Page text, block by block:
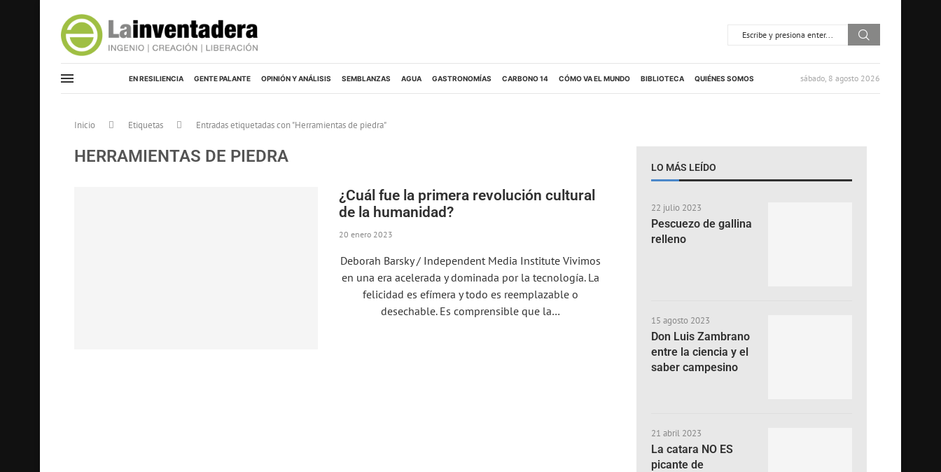
EN RESILIENCIA GENTE PALANTE OPINIÓN Y ANÁLISIS SEMBLANZAS AGUA GASTRONOMÍAS CARBONO 14 CÓMO VA EL MUNDO BIBLIOTECA QUIÉNES SOMOS sábado, 8 agosto 2026
Inicio Etiquetas Entradas etiquetadas con "Herramientas de piedra"
HERRAMIENTAS DE PIEDRA
¿Cuál fue la primera revolución cultural
de la humanidad?
20 enero 2023
Deborah Barsky / Independent Media Institute Vivimos
en una era acelerada y dominada por la tecnología. La
felicidad es efímera y todo es reemplazable o
desechable. Es comprensible que la…
LO MÁS LEÍDO
22 julio 2023
Pescuezo de gallina
relleno
15 agosto 2023
Don Luis Zambrano
entre la ciencia y el
saber campesino
21 abril 2023
La catara NO ES
picante de